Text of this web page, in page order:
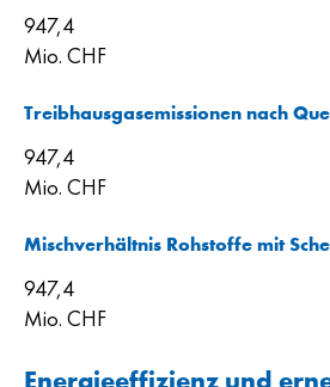
947,4
Mio. CHF
Treibhausgasemissionen nach
947,4
Mio. CHF
Mischverhältnis Rohstoffe mit
947,4
Mio. CHF
Energieeffizienz und